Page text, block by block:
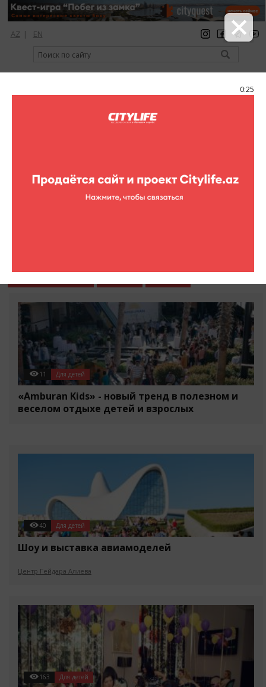
0:25
AZ | EN
регистрация вход Citylife Magazine
Фоторепортажи
Все фоторепортажи Театр Концерты
11 Для детей
«Amburan Kids» - новый тренд в полезном и
веселом отдыхе детей и взрослых
40 Для детей
Шоу и выставка авиамоделей
Центр Гейдара Алиева
163 Для детей